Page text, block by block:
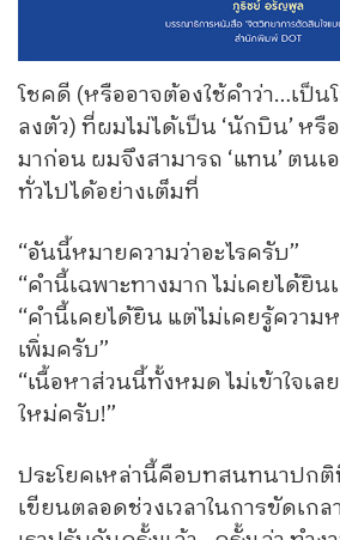
โชคดี (หรืออาจต้องใช้คำว่า…เป็น
ลงตัว) ที่ผมไม่ได้เป็น ‘นักบิน’ หรื
มาก่อน ผมจึงสามารถ ‘แทน’ ตน
ทั่วไปได้อย่างเต็มที่
“อันนี้หมายความว่าอะไรครับ”
“คำนี้เฉพาะทางมาก ไม่เคยได้ยิน
“คำนี้เคยได้ยิน แต่ไม่เคยรู้ความ
เพิ่มครับ”
“เนื้อหาส่วนนี้ทั้งหมด ไม่เข้าใจเล
ใหม่ครับ!”
ประโยคเหล่านี้คือบทสนทนาปก
เขียนตลอดช่วงเวลาในการขัดเก